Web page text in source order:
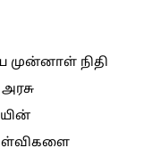
முன்னாள் நிதி